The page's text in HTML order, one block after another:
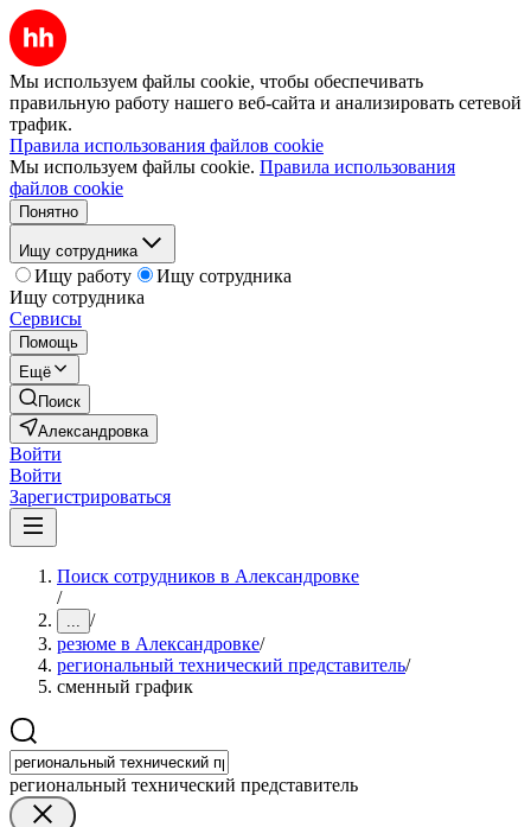
Мы используем файлы cookie, чтобы обеспечивать
правильную работу нашего веб-сайта и анализировать сетевой
трафик.
Правила использования файлов cookie
Мы используем файлы cookie. Правила использования
файлов cookie
Понятно
Ищу сотрудника
Ищу работу
Ищу сотрудника
Ищу сотрудника
Сервисы
Помощь
Ещё
Поиск
Александровка
Войти
Войти
Зарегистрироваться
Поиск сотрудников в Александровке
/
... /
резюме в Александровке/
региональный технический представитель/
сменный график
региональный технический представитель